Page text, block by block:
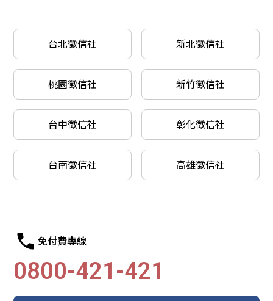
台北徵信社 新北徵信社
桃園徵信社 新竹徵信社
台中徵信社 彰化徵信社
台南徵信社 高雄徵信社
免付費專線
0800-421-421